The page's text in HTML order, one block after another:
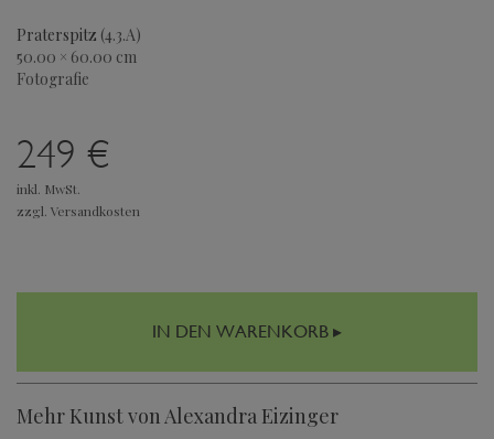
Praterspitz (4.3.A)
50.00 × 60.00 cm
Fotografie
249 €
inkl. MwSt.
zzgl. Versandkosten
IN DEN WARENKORB ▸
Mehr Kunst von Alexandra Eizinger